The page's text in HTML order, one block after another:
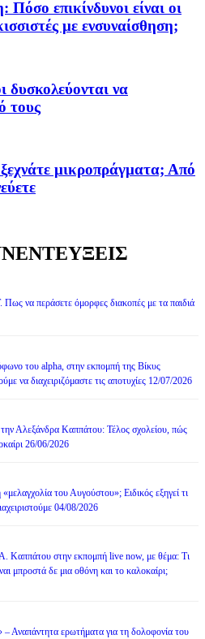
Πόσο επικίνδυνοι είναι οι
με ενσυναίσθηση;
δυσκολεύονται να
τους
μικροπράγματα; Από
να περάσετε όμορφες διακοπές με τα παιδιά
του alpha, στην εκπομπή της Βίκυς
να διαχειριζόμαστε τις αποτυχίες 12/07/2026
Αλεξάνδρα Καππάτου: Τέλος σχολείου, πώς
26/06/2026
του Αυγούστου»; Ειδικός εξηγεί τι
04/08/2026
Καππάτου στην εκπομπή live now, με θέμα: Τι
μπροστά δε μια οθόνη και το καλοκαίρι;
ερωτήματα για τη δολοφονία του